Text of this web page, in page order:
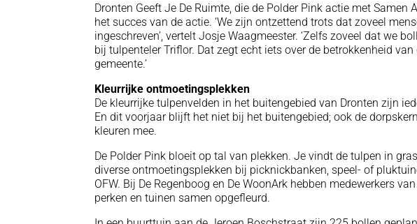
Dronten Geeft Je De Ruimte, die de Polder Pink actie met Samen
het succes van de actie. ‘We zijn ontzettend trots dat zoveel
ingeschreven’, vertelt Josje Waagmeester. ‘Zelfs zoveel dat we
bij tulpenteler Triflor. Dat zegt echt iets over de betrokkenheid
gemeente.’
Kleurrijke ontmoetingsplekken
De kleurrijke tulpenvelden in het buitengebied van Dronten zijn
En dit voorjaar blijft het niet bij het buitengebied; ook de
kleuren mee.
De Polder Pink bloeit op tal van plekken. Je vindt de tulpen in
diverse ontmoetingsplekken bij picknickbanken, speel- of
OFW. Bij De Regenboog en De WoonArk hebben medewerkers
perken en tuinen samen opgefleurd.